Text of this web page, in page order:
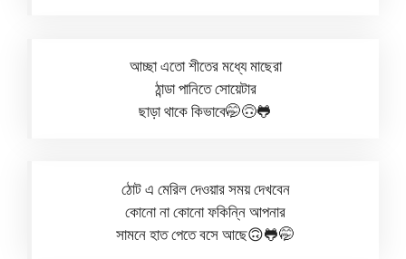
আচ্ছা এতো শীতের মধ্যে মাছেরা
ঠান্ডা পানিতে সোয়েটার
ছাড়া থাকে কিভাবে🤭🙃🐸
ঠোট এ মেরিল দেওয়ার সময় দেখবেন
কোনো না কোনো ফকিন্নি আপনার
সামনে হাত পেতে বসে আছে🙃🐸🤭